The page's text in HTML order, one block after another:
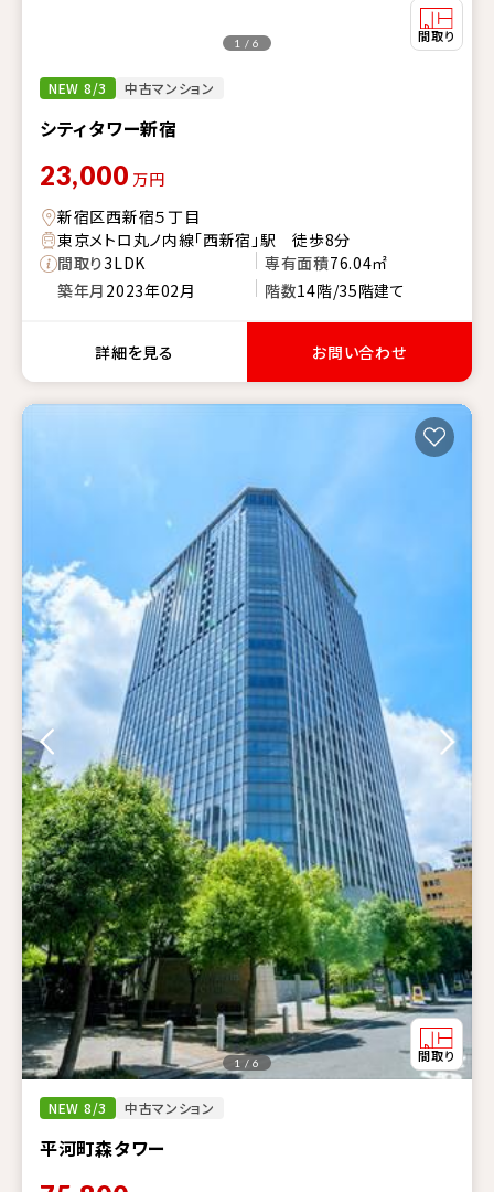
NEW 8/3 中古マンション
シティタワー新宿
1 / 6
23,000 万円
新宿区西新宿５丁目
東京メトロ丸ノ内線「西新宿」駅 徒歩8分
間取り3LDK 専有面積76.04㎡
築年月 2023年02月 階数14階/35階建て
詳細を見る お問い合わせ
NEW 8/3 中古マンション
平河町森タワー
1 / 6